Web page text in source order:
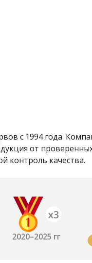
с 1994 года.
от
контроль качества.
2020–2025 гг